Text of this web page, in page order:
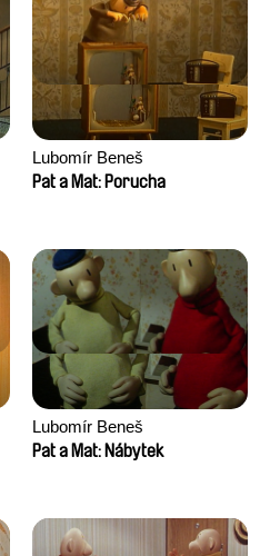
Lubomír Beneš
Pat a Mat: Porucha
Lubomír Beneš
Pat a Mat: Nábytek